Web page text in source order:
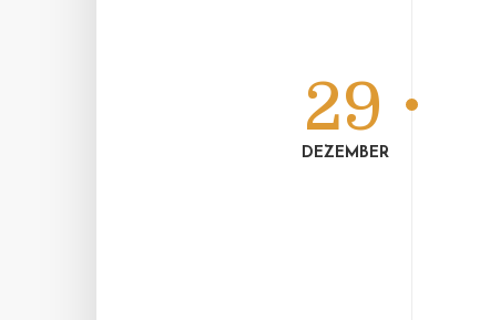
29
DEZEMBER